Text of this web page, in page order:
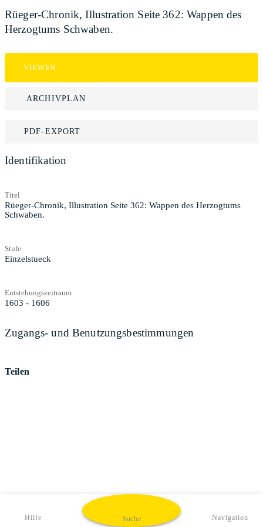
Rüeger-Chronik, Illustration Seite 362: Wappen des
Herzogtums Schwaben.
VIEWER
ARCHIVPLAN
PDF-EXPORT
Identifikation
Titel
Rüeger-Chronik, Illustration Seite 362: Wappen des Herzogtums
Schwaben.
Stufe
Einzelstueck
Entstehungszeitraum
1603 - 1606
Zugangs- und Benutzungsbestimmungen
Teilen
Hilfe Suche Navigation